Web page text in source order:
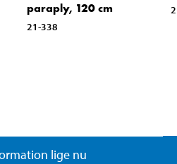
paraply, 120 cm
21-338
lige nu